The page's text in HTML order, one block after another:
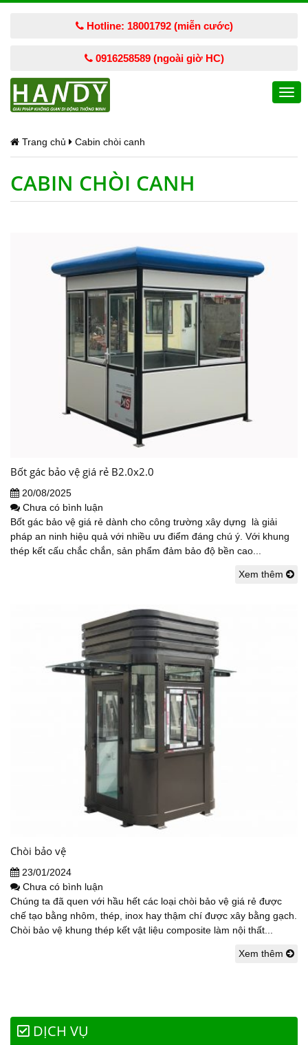
Hotline: 18001792 (miễn cước)
0916258589 (ngoài giờ HC)
Trang chủ Cabin chòi canh
CABIN CHÒI CANH
Bốt gác bảo vệ giá rẻ B2.0x2.0
20/08/2025
Chưa có bình luận
Bốt gác bảo vệ giá rẻ dành cho công trường xây dựng là giải
pháp an ninh hiệu quả với nhiều ưu điểm đáng chú ý. Với khung
thép kết cấu chắc chắn, sản phẩm đảm bảo độ bền cao...
Xem thêm
Chòi bảo vệ
23/01/2024
Chưa có bình luận
Chúng ta đã quen với hầu hết các loại chòi bảo vệ giá rẻ được
chế tạo bằng nhôm, thép, inox hay thậm chí được xây bằng gạch.
Chòi bảo vệ khung thép kết vật liệu composite làm nội thất...
Xem thêm
DỊCH VỤ